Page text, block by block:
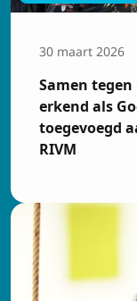
30 maart 2026
Samen
erkend als
toegevoegd
RIVM